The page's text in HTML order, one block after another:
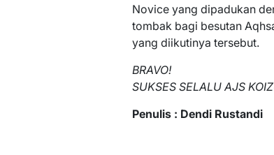
Novice yang dipadukan
tombak bagi besutan
yang diikutinya tersebut.
BRAVO!
SUKSES SELALU AJS
Penulis : Dendi Rustandi